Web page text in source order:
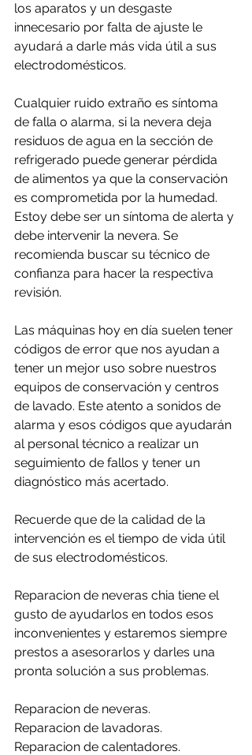
los aparatos y un desgaste
innecesario por falta de ajuste le
ayudará a darle más vida útil a sus
electrodomésticos.
Cualquier ruido extraño es síntoma
de falla o alarma, si la nevera deja
residuos de agua en la sección de
refrigerado puede generar pérdida
de alimentos ya que la conservación
es comprometida por la humedad.
Estoy debe ser un síntoma de alerta y
debe intervenir la nevera. Se
recomienda buscar su técnico de
confianza para hacer la respectiva
revisión.
Las máquinas hoy en día suelen tener
códigos de error que nos ayudan a
tener un mejor uso sobre nuestros
equipos de conservación y centros
de lavado. Este atento a sonidos de
alarma y esos códigos que ayudarán
al personal técnico a realizar un
seguimiento de fallos y tener un
diagnóstico más acertado.
Recuerde que de la calidad de la
intervención es el tiempo de vida útil
de sus electrodomésticos.
Reparacion de neveras chia tiene el
gusto de ayudarlos en todos esos
inconvenientes y estaremos siempre
prestos a asesorarlos y darles una
pronta solución a sus problemas.
Reparacion de neveras.
Reparacion de lavadoras.
Reparacion de calentadores.